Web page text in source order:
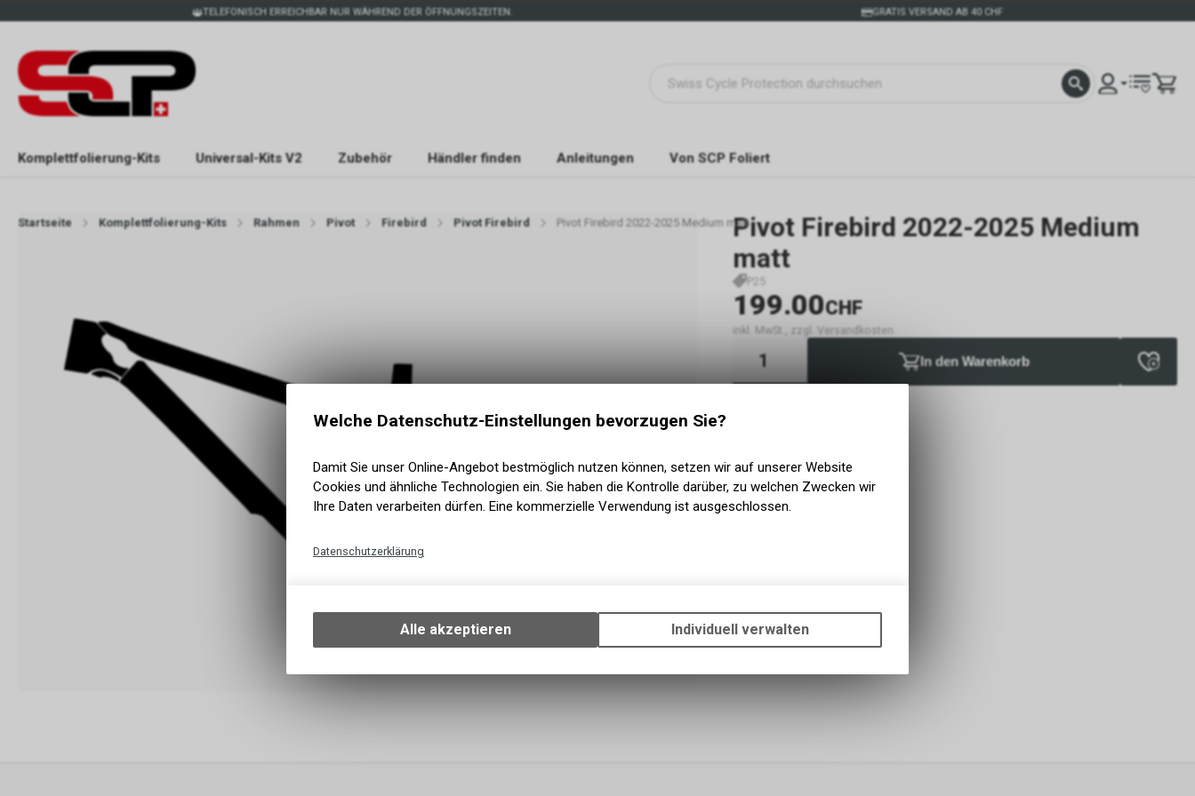
TELEFONISCH ERREICHBAR NUR WÄHREND DER ÖFFNUNGSZEITEN. GRATIS VERSAND AB 40 CHF
Komplettfolierung-Kits Universal-Kits V2 Zubehör Händler finden Anleitungen Von SCP Foliert
Startseite Komplettfolierung-Kits Rahmen Pivot Firebird Pivot Firebird Pivot Firebird 2022-2025 Medium mattPivot Firebird 2022-2025 Medium
matt
P25
199.00CHF
inkl. MwSt., zzgl. Versandkosten
In den Warenkorb
Welche Datenschutz-Einstellungen bevorzugen Sie?
Damit Sie unser Online-Angebot bestmöglich nutzen können, setzen wir auf unserer Website
Cookies und ähnliche Technologien ein. Sie haben die Kontrolle darüber, zu welchen Zwecken wir
Ihre Daten verarbeiten dürfen. Eine kommerzielle Verwendung ist ausgeschlossen.
Datenschutzerklärung
Ihrem Gerät, um die grundlegenden Funktionen unseres Online-Angebots, wie die
Verwendung des Warenkorbs, zu ermöglichen. Bitte beachten Sie, dass die
zulassen.
Alle akzeptieren Individuell verwalten